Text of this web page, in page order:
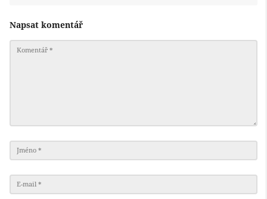
Napsat komentář